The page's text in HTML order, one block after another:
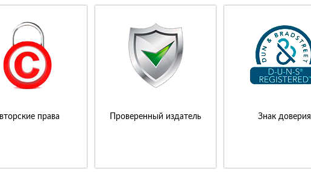
права Проверенный издатель Знак доверия